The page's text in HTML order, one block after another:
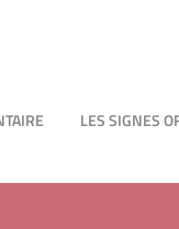
LES SIGNES